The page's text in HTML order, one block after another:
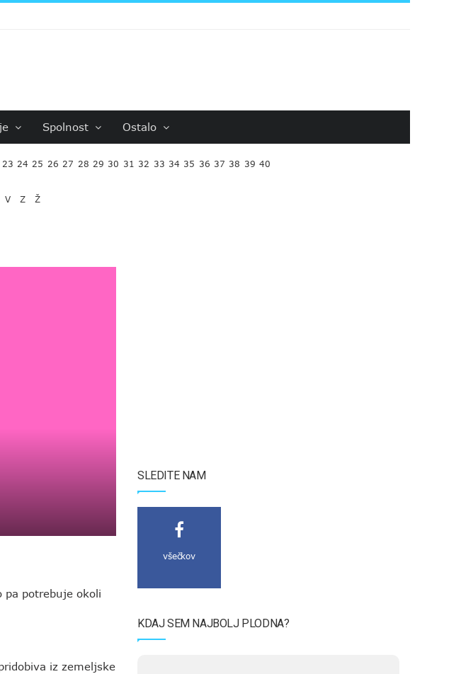
Spolnost Ostalo
23 24 25 26 27 28 29 30 31 32 33 34 35 36 37 38 39 40
V Z Ž
pa potrebuje okoli
iz zemeljske
SLEDITE NAM
všečkov
KDAJ SEM NAJBOLJ PLODNA?